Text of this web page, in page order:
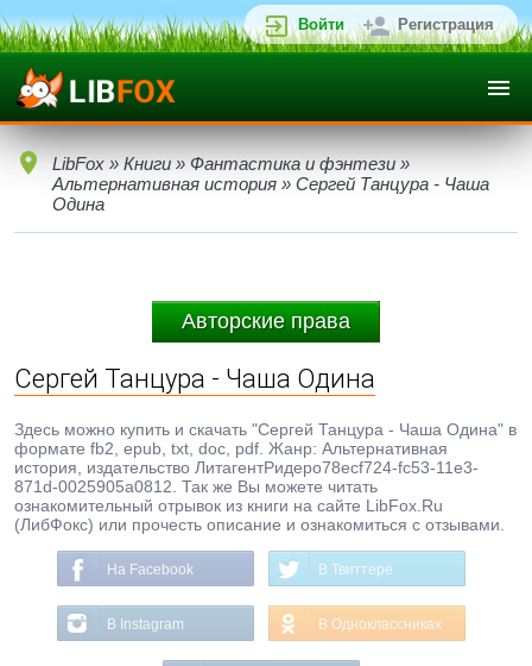
Войти Регистрация
LibFox » Книги » Фантастика и фэнтези »
Альтернативная история » Сергей Танцура - Чаша
Одина
Авторские права
Сергей Танцура - Чаша Одина
Здесь можно купить и скачать "Сергей Танцура - Чаша Одина" в
формате fb2, epub, txt, doc, pdf. Жанр: Альтернативная
история, издательство ЛитагентРидеро78ecf724-fc53-11e3-
871d-0025905a0812. Так же Вы можете читать
ознакомительный отрывок из книги на сайте LibFox.Ru
(ЛибФокс) или прочесть описание и ознакомиться с отзывами.
На Facebook В Твиттере
В Instagram В Одноклассниках